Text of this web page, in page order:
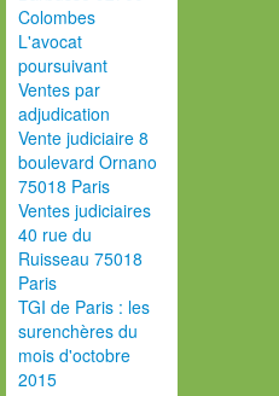
Colombes
L'avocat
poursuivant
Ventes par
adjudication
Vente judiciaire 8
boulevard Ornano
75018 Paris
Ventes judiciaires
40 rue du
Ruisseau 75018
Paris
TGI de Paris : les
surenchères du
mois d'octobre
2015